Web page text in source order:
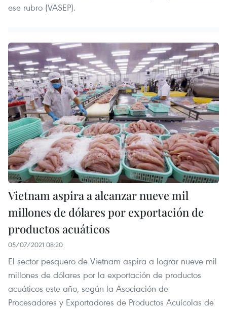
ese rubro (VASEP).
Vietnam aspira a alcanzar nueve mil
millones de dólares por exportación de
productos acuáticos
05/07/2021 08:20
El sector pesquero de Vietnam aspira a lograr nueve mil
millones de dólares por la exportación de productos
acuáticos este año, según la Asociación de
Procesadores y Exportadores de Productos Acuícolas de